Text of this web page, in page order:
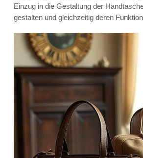
Einzug in die Gestaltung der
gestalten und gleichzeitig deren